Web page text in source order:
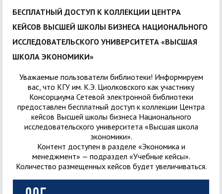
БЕСПЛАТНЫЙ ДОСТУП К КОЛЛЕКЦИИ ЦЕНТРА
КЕЙСОВ ВЫСШЕЙ ШКОЛЫ БИЗНЕСА НАЦИОНАЛЬНОГО
ИССЛЕДОВАТЕЛЬСКОГО УНИВЕРСИТЕТА «ВЫСШАЯ
ШКОЛА ЭКОНОМИКИ»
Уважаемые пользователи библиотеки! Информируем
вас, что КГУ им. К.Э. Циолковского​​​​​​​ как участнику
Консорциума Сетевой электронной библиотеки
предоставлен бесплатный доступ к коллекции Центра
кейсов Высшей школы бизнеса Национального
исследовательского университета «Высшая школа
экономики».
Контент доступен в разделе «Экономика и
менеджмент» — подраздел «Учебные кейсы».
Количество размещенных кейсов будет увеличиваться.